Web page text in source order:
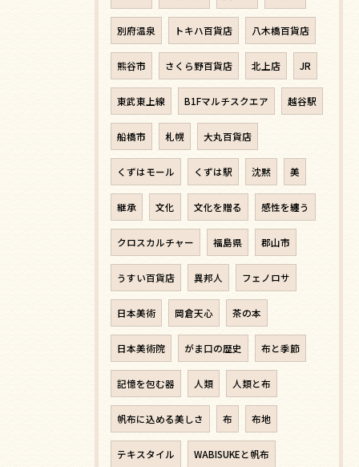
別府温泉 トキハ百貨店 八木橋百貨店
熊谷市 さくら野百貨店 北上店 JR
東武東上線 B1Fマルチスクエア 越谷駅
船橋市 札幌 大丸百貨店
くずはモール くずは駅 沈黙 美
継承 文化 文化を贈る 感性を纏う
クロスカルチャー 福島県 郡山市
うすい百貨店 異邦人 フェノロサ
日本美術 岡倉天心 茶の本
日本美術院 がま口の歴史 布と季節
記憶を包む器 人類 人類と布
帆布に込める美しさ 布 布地
テキスタイル WABISUKEと帆布